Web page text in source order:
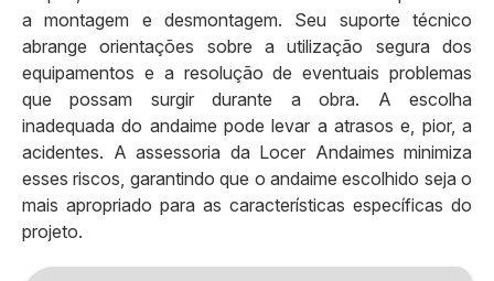
a montagem e desmontagem. Seu suporte técnico
abrange orientações sobre a utilização segura dos
equipamentos e a resolução de eventuais problemas
que possam surgir durante a obra. A escolha
inadequada do andaime pode levar a atrasos e, pior, a
acidentes. A assessoria da Locer Andaimes minimiza
esses riscos, garantindo que o andaime escolhido seja o
mais apropriado para as características específicas do
projeto.